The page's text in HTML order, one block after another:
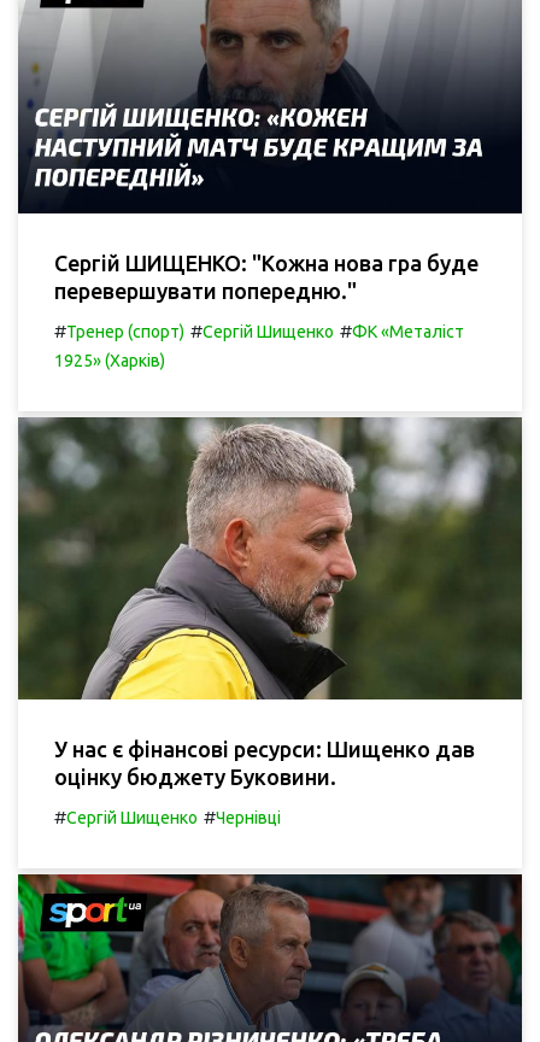
Сергій ШИЩЕНКО: "Кожна нова гра буде
перевершувати попередню."
#Тренер (спорт) #Сергій Шищенко #ФК «Металіст
1925» (Харків)
У нас є фінансові ресурси: Шищенко дав
оцінку бюджету Буковини.
#Сергій Шищенко #Чернівці